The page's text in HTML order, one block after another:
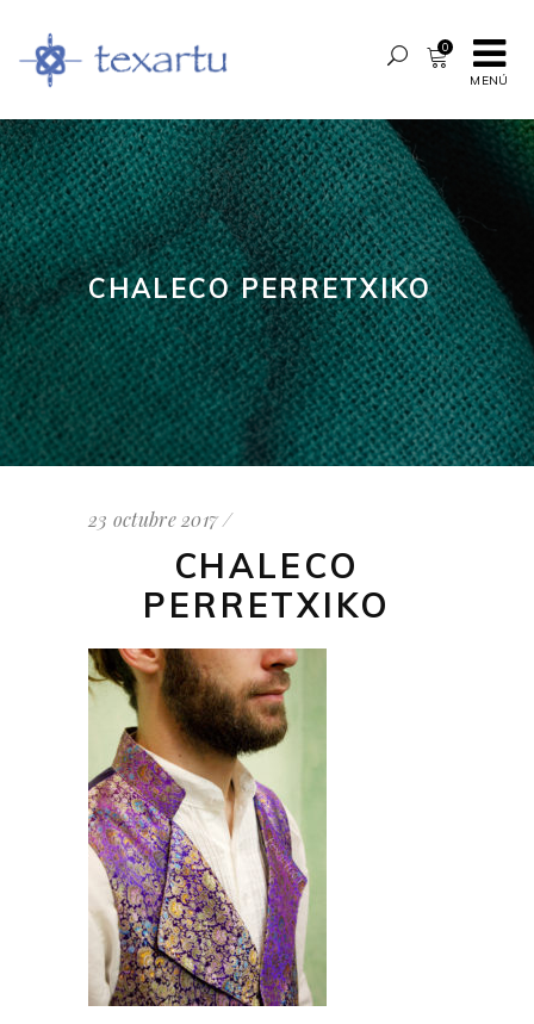
MENÚ
0
CHALECO PERRETXIKO
23 octubre 2017
CHALECO
PERRETXIKO